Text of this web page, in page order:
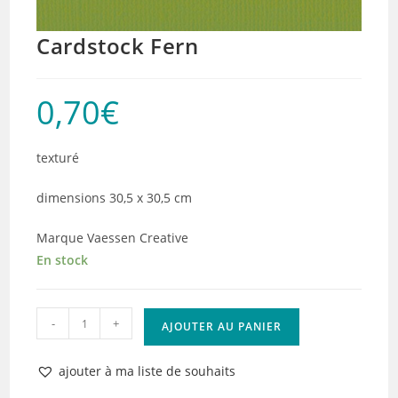
Cardstock Fern
0,70€
texturé
dimensions 30,5 x 30,5 cm
Marque Vaessen Creative
En stock
quantité
de
Cardstock
- + AJOUTER AU PANIER
ajouter à ma liste de souhaits